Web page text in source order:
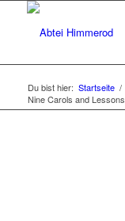
Du bist hier: Startseite /
Nine Carols and Lessons